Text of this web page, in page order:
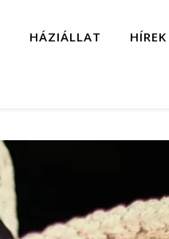
HÁZIÁLLAT HÍREK